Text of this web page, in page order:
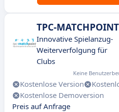
TPC-MATCHPOINT
Innovative Spielanzug-
Weiterverfolgung für
Clubs
Keine
Kostenlose Version
Kostenlose Demoversion
Preis auf Anfrage